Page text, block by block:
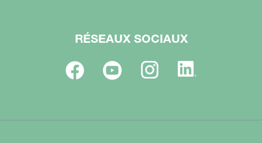
RÉSEAUX SOCIAUX